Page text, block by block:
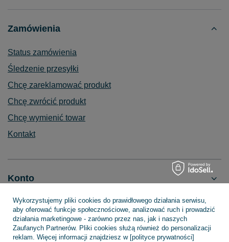
Zamówienia
Status zamówienia
Śledzenie przesyłki
Chcę zareklamować produkt
Chcę zwrócić produkt
Chcę wymienić towar
Kontakt
Konto
Regulaminy
Wykorzystujemy pliki cookies do prawidłowego działania serwisu,
aby oferować funkcje społecznościowe, analizować ruch i prowadzić
działania marketingowe - zarówno przez nas, jak i naszych
Zaufanych Partnerów. Pliki cookies służą również do personalizacji
reklam. Więcej informacji znajdziesz w [polityce prywatności]